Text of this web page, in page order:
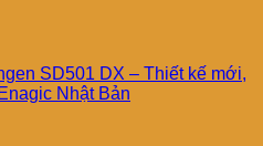
SD501 DX – Thiết kế mới,
Nhật Bản